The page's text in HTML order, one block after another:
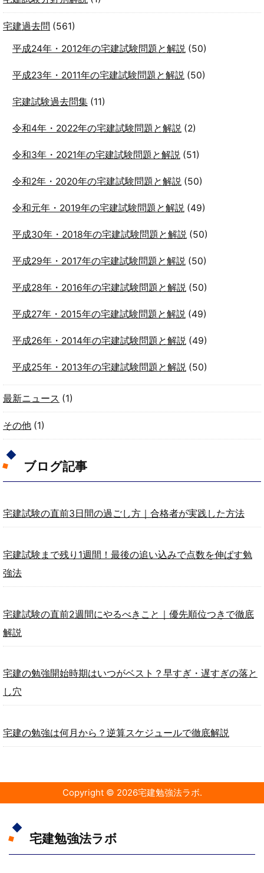
宅建過去問 (561)
平成24年・2012年の宅建試験問題と解説(50)
平成23年・2011年の宅建試験問題と解説(50)
宅建試験過去問集(11)
令和4年・2022年の宅建試験問題と解説(2)
令和3年・2021年の宅建試験問題と解説(51)
令和2年・2020年の宅建試験問題と解説(50)
令和元年・2019年の宅建試験問題と解説(49)
平成30年・2018年の宅建試験問題と解説(50)
平成29年・2017年の宅建試験問題と解説(50)
平成28年・2016年の宅建試験問題と解説(50)
平成27年・2015年の宅建試験問題と解説(49)
平成26年・2014年の宅建試験問題と解説(49)
平成25年・2013年の宅建試験問題と解説(50)
最新ニュース (1)
その他 (1)
ブログ記事
宅建試験の直前3日間の過ごし方｜合格者が実践した方法
宅建試験まで残り1週間！最後の追い込みで点数を伸ばす勉
強法
宅建試験の直前2週間にやるべきこと｜優先順位つきで徹底
解説
宅建の勉強開始時期はいつがベスト？早すぎ・遅すぎの落と
し穴
宅建の勉強は何月から？逆算スケジュールで徹底解説
Copyright © 2026宅建勉強法ラボ.
宅建勉強法ラボ